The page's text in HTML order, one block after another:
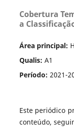
Cobertura
a
Área principal:
Qualis: A1
Período: 2021-
Este periódico
conteúdo,